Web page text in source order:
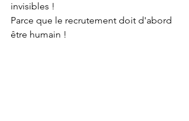
invisibles !
Parce que le recrutement doit d'abord
être humain !